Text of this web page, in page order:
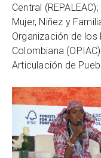
Central (REPALEAC);
Mujer, Niñez y
Organización de
Colombiana
Articulación de